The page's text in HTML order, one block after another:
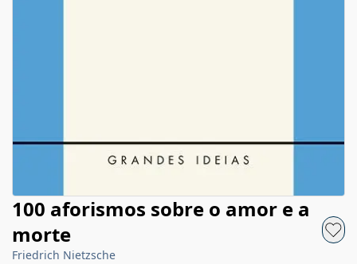
100 aforismos sobre o amor e a
morte
Friedrich Nietzsche